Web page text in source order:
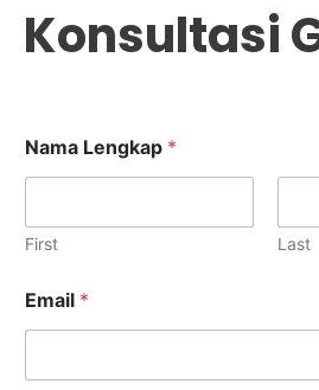
Konsultasi
K
e
t
a
n
a
Nama Lengkap *
First Last
Email *